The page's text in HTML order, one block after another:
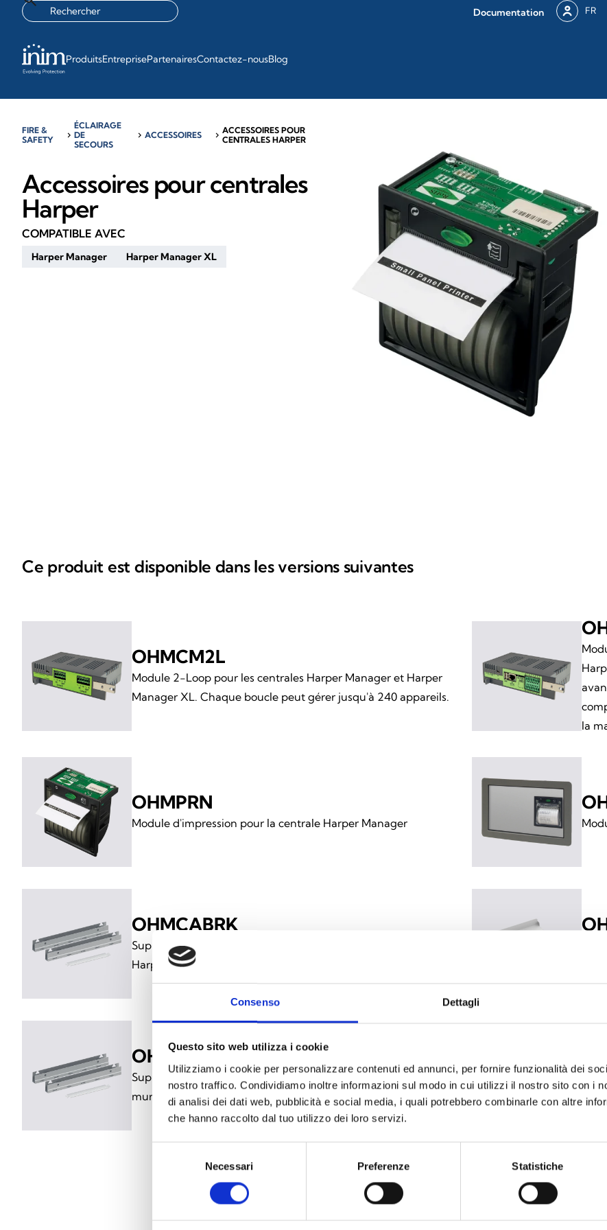
Consenso Dettagli
Questo sito web utilizza i cookie
Utilizziamo i cookie per personalizzare contenuti ed annunci, per fornire funzionalità dei
nostro traffico. Condividiamo inoltre informazioni sul modo in cui utilizzi il nostro sito con i
di analisi dei dati web, pubblicità e social media, i quali potrebbero combinarle con altre
che hanno raccolto dal tuo utilizzo dei loro servizi.
Necessari Preferenze Statistiche
Documentation FR
ProduitsEntreprisePartenairesContactez-nousBlog
FIRE &
SAFETY
chevron_right
ÉCLAIRAGE
DE
SECOURS
chevron_rightACCESSOIRES chevron_rightACCESSOIRES POUR
CENTRALES HARPER
Accessoires pour centrales
Harper
COMPATIBLE AVEC
Harper Manager Harper Manager XL
Ce produit est disponible dans les versions suivantes
OHMCM2L
Module 2-Loop pour les centrales Harper Manager et Harper
Manager XL. Chaque boucle peut gérer jusqu'à 240 appareils.
la
OHMPRN
Module d'impression pour la centrale Harper Manager
OHMCABRK
Supports de fixation pour rack 19 pouces pour la centrale
Harper Manager
OHMCABSP
Supports d'écartement avec passage de câbles pour fixation
murale de la centrale Harper Manager